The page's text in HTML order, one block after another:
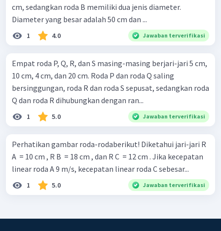
cm, sedangkan roda B memiliki dua jenis diameter.
Diameter yang besar adalah 50 cm dan ...
1 4.0 Jawaban terverifikasi
Empat roda P, Q, R, dan S masing-masing berjari-jari 5 cm,
10 cm, 4 cm, dan 20 cm. Roda P dan roda Q saling
bersinggungan, roda R dan roda S sepusat, sedangkan roda
Q dan roda R dihubungkan dengan ran...
1 5.0 Jawaban terverifikasi
Perhatikan gambar roda-rodaberikut! Diketahui jari-jari R
A ​ = 10 cm , R B ​ = 18 cm , dan R C ​ = 12 cm . Jika kecepatan
linear roda A 9 m/s, kecepatan linear roda C sebesar...
1 5.0 Jawaban terverifikasi